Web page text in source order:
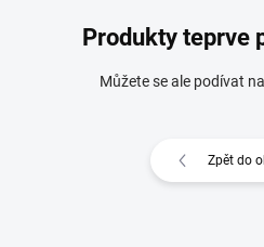
Produkty teprve
Můžete se ale podívat
Zpět do